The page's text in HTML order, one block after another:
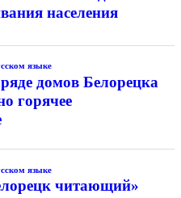
населения
языке
домов Белорецка
горячее
языке
читающий»